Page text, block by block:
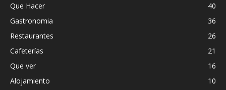
Que Hacer
40
Gastronomia
36
Restaurantes
26
Cafeterías
21
Que ver
16
Alojamiento
10